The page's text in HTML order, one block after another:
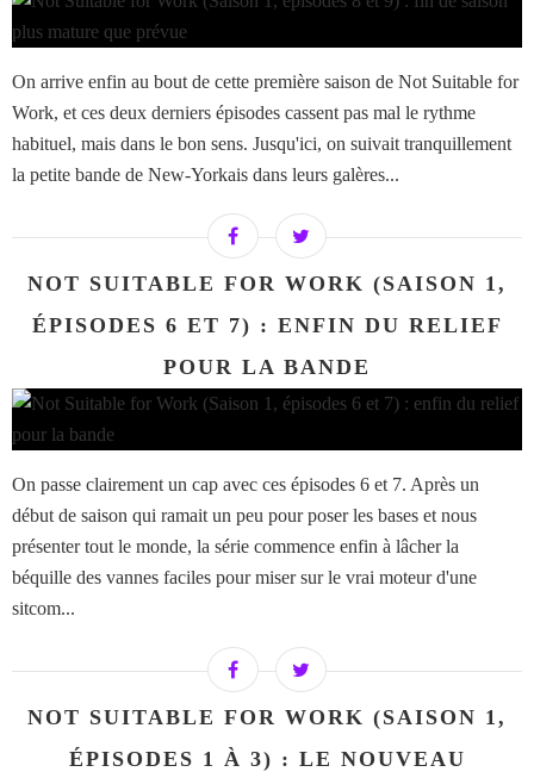
On arrive enfin au bout de cette première saison de Not Suitable for
Work, et ces deux derniers épisodes cassent pas mal le rythme
habituel, mais dans le bon sens. Jusqu'ici, on suivait tranquillement
la petite bande de New-Yorkais dans leurs galères...
NOT SUITABLE FOR WORK (SAISON 1,
ÉPISODES 6 ET 7) : ENFIN DU RELIEF
POUR LA BANDE
On passe clairement un cap avec ces épisodes 6 et 7. Après un
début de saison qui ramait un peu pour poser les bases et nous
présenter tout le monde, la série commence enfin à lâcher la
béquille des vannes faciles pour miser sur le vrai moteur d'une
sitcom...
NOT SUITABLE FOR WORK (SAISON 1,
ÉPISODES 1 À 3) : LE NOUVEAU